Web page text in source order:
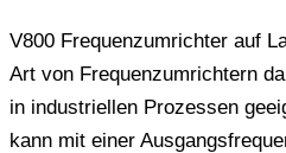
V800 Frequenzumrichter auf
Art von Frequenzumrichtern
in industriellen Prozessen
kann mit einer